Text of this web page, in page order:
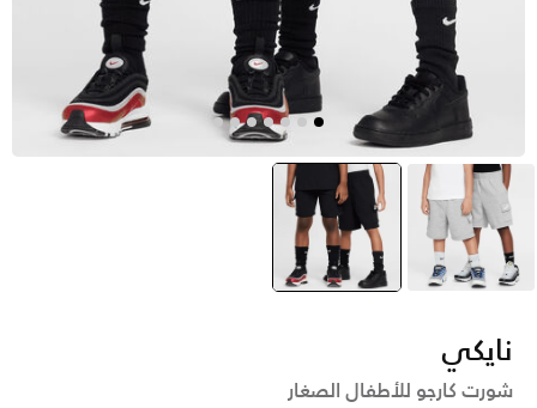
رمادي selected
أسود
نايكي
شورت كارجو للأطفال الصغار